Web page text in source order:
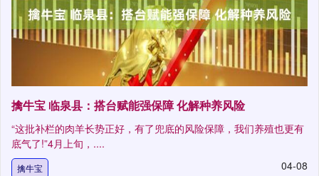
擒牛宝 临泉县：搭台赋能强保障 化解种养风险
“这批补栏的肉羊长势正好，有了兜底的风险保障，我们养殖也更有
底气了!”4月上旬，....
擒牛宝 04-08